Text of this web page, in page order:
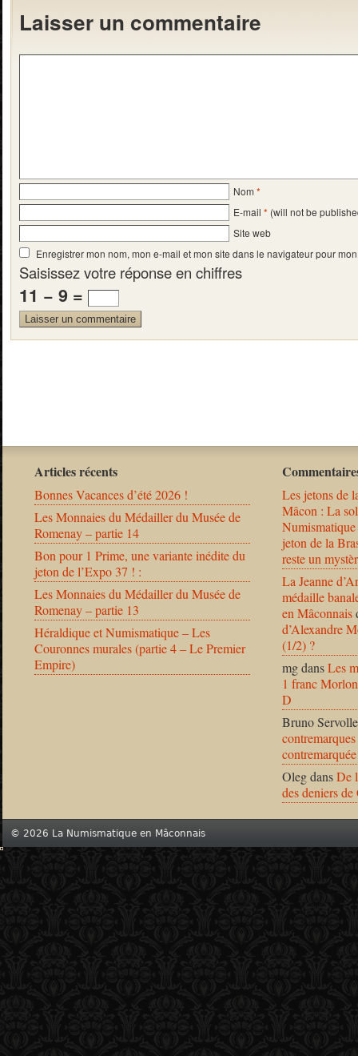
Laisser un commentaire
Nom *
E-mail * (will not be
Site web
Enregistrer mon nom, mon e-mail et mon site dans le navigateur pour
Saisissez votre réponse en chiffres
11 − 9 =
Articles récents
Bonnes Vacances d’été 2026 !
Les Monnaies du Médailler du Musée de
Romenay – partie 14
Bon pour 1 Prime, une variante inédite du
jeton de l’Expo 37 ! :
Les Monnaies du Médailler du Musée de
Romenay – partie 13
Héraldique et Numismatique – Les
Couronnes murales (partie 4 – Le Premier
Empire)
Les jetons de
Mâcon : La
jeton de la
reste un
La Jeanne
médaille
en Mâconnais
d’Alexandre
(1/2) ?
mgdansLes
1 franc
D
Bruno Servolle
OlegdansDe
des deniers
© 2026 La Numismatique en Mâconnais